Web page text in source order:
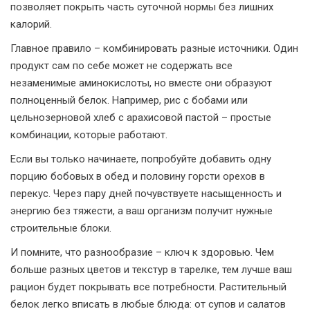
позволяет покрыть часть суточной нормы без лишних
калорий.
Главное правило – комбинировать разные источники. Один
продукт сам по себе может не содержать все
незаменимые аминокислоты, но вместе они образуют
полноценный белок. Например, рис с бобами или
цельнозерновой хлеб с арахисовой пастой – простые
комбинации, которые работают.
Если вы только начинаете, попробуйте добавить одну
порцию бобовых в обед и половину горсти орехов в
перекус. Через пару дней почувствуете насыщенность и
энергию без тяжести, а ваш организм получит нужные
строительные блоки.
И помните, что разнообразие – ключ к здоровью. Чем
больше разных цветов и текстур в тарелке, тем лучше ваш
рацион будет покрывать все потребности. Растительный
белок легко вписать в любые блюда: от супов и салатов